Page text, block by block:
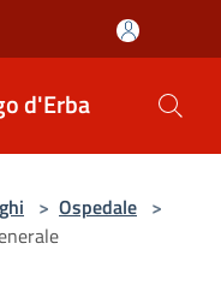
d'Erba
> Ospedale >